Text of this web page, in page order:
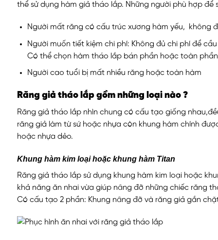
thể sử dụng hàm giả tháo lắp. Những người phù hợp để
Người mất răng có cấu trúc xương hàm yếu, không
Người muốn tiết kiệm chi phí: Không đủ chi phí để
Có thể chọn hàm tháo lắp bán phần hoặc toàn
Người cao tuổi bị mất nhiều răng hoặc toàn hàm
Răng giả tháo lắp gồm những loại nào ?
Răng giả tháo lắp nhìn chung có cấu tạo giống
răng giả làm từ sứ hoặc nhựa còn khung hàm chính
hoặc nhựa dẻo.
Khung hàm kim loại hoặc khung hàm Titan
Răng giả tháo lắp sử dụng khung hàm kim loại hoặc
khả năng ăn nhai vừa giúp nâng đỡ những chiếc răng
Có cấu tạo 2 phần: Khung nâng đỡ và răng giả gắn